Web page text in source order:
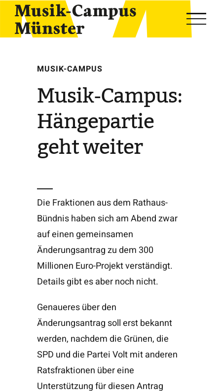
Skip
content
MUSIK-CAMPUS
Musik-Campus:
Hängepartie
geht weiter
Die Fraktionen aus dem Rathaus-
Bündnis haben sich am Abend zwar
auf einen gemeinsamen
Änderungsantrag zu dem 300
Millionen Euro-Projekt verständigt.
Details gibt es aber noch nicht.
Genaueres über den
Änderungsantrag soll erst bekannt
werden, nachdem die Grünen, die
SPD und die Partei Volt mit anderen
Ratsfraktionen über eine
Unterstützung für diesen Antrag